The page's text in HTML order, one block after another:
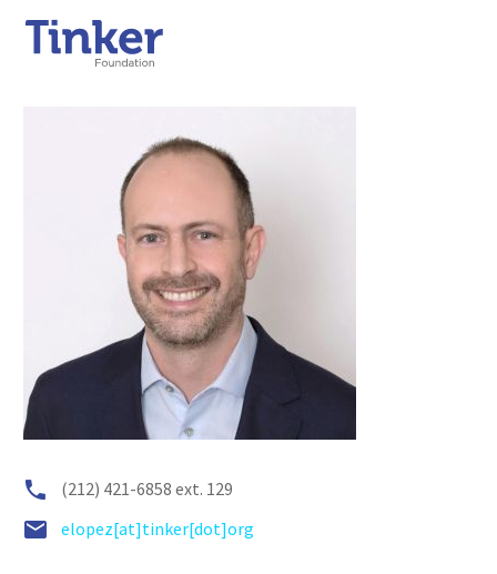

 (212) 421-6858 ext. 129

 elopez[at]tinker[dot]org